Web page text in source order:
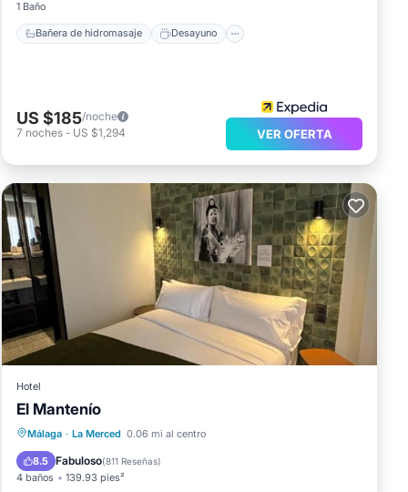
1 Baño
Bañera de hidromasaje Desayuno
US $185/noche
7 noches - US $1,294 VER OFERTA
Hotel
El Mantenío
Málaga · La Merced 0.06 mi al centro
8.5 Fabuloso(811 Reseñas)
4 baños 139.93 pies²
Desayuno
Cocina
Aire acondicionado